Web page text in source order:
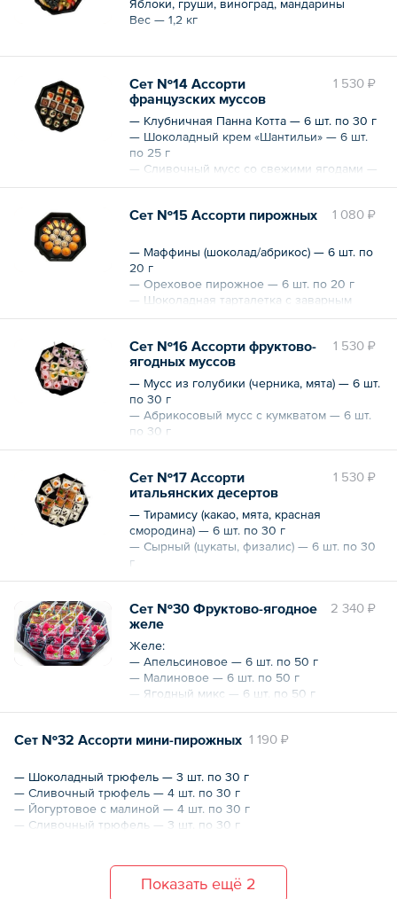
ягоды, цветы, фигурки.
выкладки кондитерских изделий,
кондитера-декоратора, логистика (в
пределах КАД)
Яблоки, груши, виноград, мандарины
Вес — 1,2 кг
1 530 ₽
Сет №14 Ассорти
французских муссов
— Клубничная Панна Котта — 6 шт. по 30 г
— Шоколадный крем «Шантильи» — 6 шт.
по 25 г
— Сливочный мусс со свежими ягодами —
6 шт. по 25 г
1 080 ₽
Сет №15 Ассорти пирожных
— Маффины (шоколад/абрикос) — 6 шт. по
20 г
— Ореховое пирожное — 6 шт. по 20 г
— Шоколадная тарталетка с заварным
кремом и коктейльной вишней — 6 шт. по
Вес — 360 г
1 530 ₽
Сет №16 Ассорти фруктово-
ягодных муссов
— Мусс из голубики (черника, мята) — 6 шт.
по 30 г
— Абрикосовый мусс с кумкватом — 6 шт.
по 30 г
— Вишневый мусс — 6 шт. по 30 г
1 530 ₽
Сет №17 Ассорти
итальянских десертов
— Тирамису (какао, мята, красная
смородина) — 6 шт. по 30 г
— Сырный (цукаты, физалис) — 6 шт. по 30
г
— Каппучино (кедровые орешки в
Вес — 540 г
2 340 ₽
Сет №30 Фруктово-ягодное
желе
Желе:
— Апельсиновое — 6 шт. по 50 г
— Малиновое — 6 шт. по 50 г
— Ягодный микс — 6 шт. по 50 г
Вес — 900 г
1 190 ₽
Сет №32 Ассорти мини-пирожных
— Шоколадный трюфель — 3 шт. по 30 г
— Сливочный трюфель — 4 шт. по 30 г
— Йогуртовое с малиной — 4 шт. по 30 г
— Сливочный трюфель — 3 шт. по 30 г
Показать ещё 2